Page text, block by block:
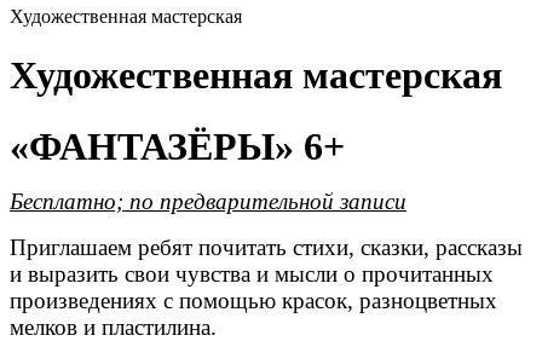
Художественная мастерская
Художественная мастерская
«ФАНТАЗЁРЫ» 6+
Бесплатно; по предварительной записи
Приглашаем ребят почитать стихи, сказки, рассказы
и выразить свои чувства и мысли о прочитанных
произведениях с помощью красок, разноцветных
мелков и пластилина.